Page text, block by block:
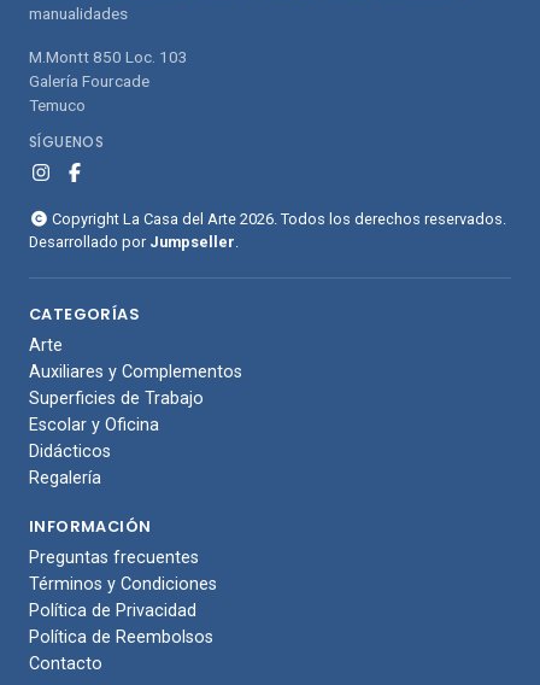
manualidades
M.Montt 850 Loc. 103
Galería Fourcade
Temuco
SÍGUENOS
Copyright La Casa del Arte 2026. Todos los derechos reservados.
Desarrollado por Jumpseller
CATEGORÍAS
Arte
Auxiliares y Complementos
Superficies de Trabajo
Escolar y Oficina
Didácticos
Regalería
INFORMACIÓN
Preguntas frecuentes
Términos y Condiciones
Política de Privacidad
Política de Reembolsos
Contacto